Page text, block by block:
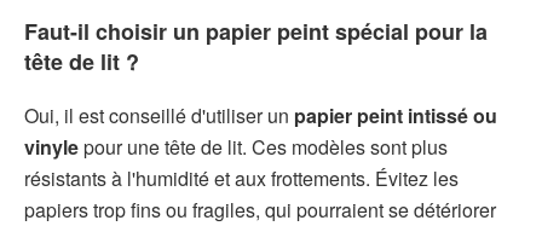
Faut-il choisir un papier peint spécial pour la
tête de lit ?
Oui, il est conseillé d'utiliser un papier peint intissé ou
vinylepour une tête de lit. Ces modèles sont plus
résistants à l'humidité et aux frottements. Évitez les
papiers trop fins ou fragiles, qui pourraient se détériorer